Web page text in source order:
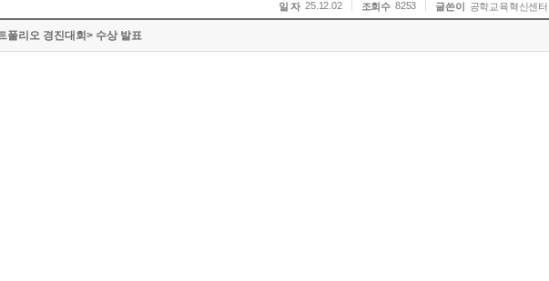
일 자 25.12.02 조회수 8253 글쓴이 공학교육혁신센터
폴리오 경진대회> 수상 발표